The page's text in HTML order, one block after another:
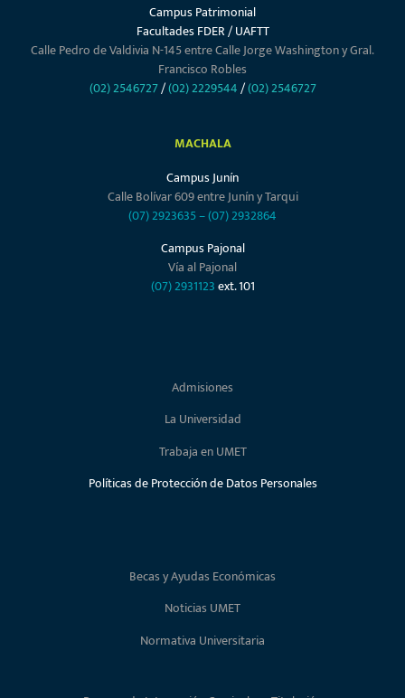
Campus Patrimonial
Facultades FDER / UAFTT
Calle Pedro de Valdivia N-145 entre Calle Jorge Washington y Gral.
Francisco Robles
(02) 2546727/(02) 2229544/(02) 2546727
MACHALA
Campus Junín
Calle Bolívar 609 entre Junín y Tarqui
(07) 2923635–(07) 2932864
Campus Pajonal
Vía al Pajonal
(07) 2931123ext. 101
Admisiones
La Universidad
Trabaja en UMET
Políticas de Protección de Datos Personales
Becas y Ayudas Económicas
Noticias UMET
Normativa Universitaria